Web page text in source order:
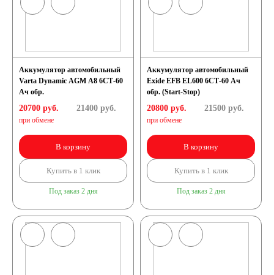
Аккумулятор автомобильный
Varta Dynamic AGM A8 6СТ-60
Ач обр.
20700 руб.
при обмене
21400руб.
В корзину
Купить в 1 клик
Под заказ 2 дня
Аккумулятор автомобильный
Exide EFB EL600 6СТ-60 Ач
обр. (Start-Stop)
20800 руб.
при обмене
21500руб.
В корзину
Купить в 1 клик
Под заказ 2 дня